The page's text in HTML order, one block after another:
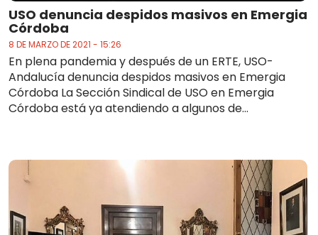
USO denuncia despidos masivos en Emergia
Córdoba
8 DE MARZO DE 2021 - 15:26
En plena pandemia y después de un ERTE, USO-
Andalucía denuncia despidos masivos en Emergia
Córdoba La Sección Sindical de USO en Emergia
Córdoba está ya atendiendo a algunos de...